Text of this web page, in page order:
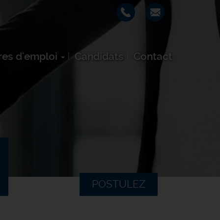
d'emploi Candidats Contact
POSTULEZ